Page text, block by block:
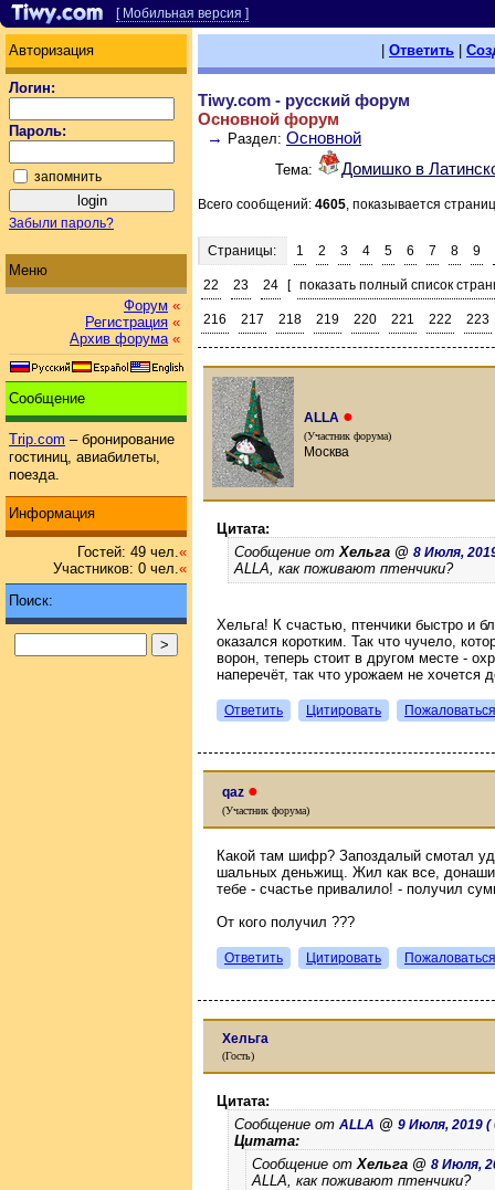
[ Мобильная версия ]
Авторизация
Логин:
Пароль:
запомнить
Забыли пароль?
Меню
Форум «
Регистрация «
Архив форума «
Сообщение
Trip.com – бронирование
гостиниц, авиабилеты,
поезда.
Информация
Гостей: 49 чел.«
Участников: 0 чел.«
Поиск:
Ответить
Tiwy.com - русский форум
Основной форум
→ Раздел: Основной
Тема: Домишко в
Всего сообщений: 4605, показывается
Страницы: 1 2 3 4 5 6 7 8 9
22 23 24 [ показать полный список
216 217 218 219 220 221 222 223
ALLA ●
(Участник форума)
Москва
Цитата:
Сообщение от Хельга @ 8 Июля,
ALLA, как поживают птенчики?
Хельга! К счастью, птенчики быстро и
оказался коротким. Так что чучело,
ворон, теперь стоит в другом месте -
наперечёт, так что урожаем не хочется
Ответить Цитировать Пожаловаться
qaz ●
(Участник форума)
Какой там шифр? Запоздалый смотал
шальных деньжищ. Жил как все,
тебе - счастье привалило! - получил
От кого получил ???
Ответить Цитировать Пожаловаться
Хельга
(Гость)
Цитата:
Сообщение от ALLA @ 9 Июля, 2019 (
Цитата:
Сообщение от Хельга @ 8 Июля,
ALLA, как поживают птенчики?